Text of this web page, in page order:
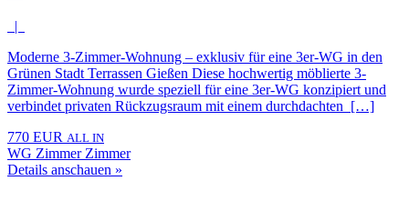
|
Moderne 3-Zimmer-Wohnung – exklusiv für eine 3er-WG in den
Grünen Stadt Terrassen Gießen Diese hochwertig möblierte 3-
Zimmer-Wohnung wurde speziell für eine 3er-WG konzipiert und
verbindet privaten Rückzugsraum mit einem durchdachten […]
770 EUR ALL IN
WG Zimmer Zimmer
Details anschauen »